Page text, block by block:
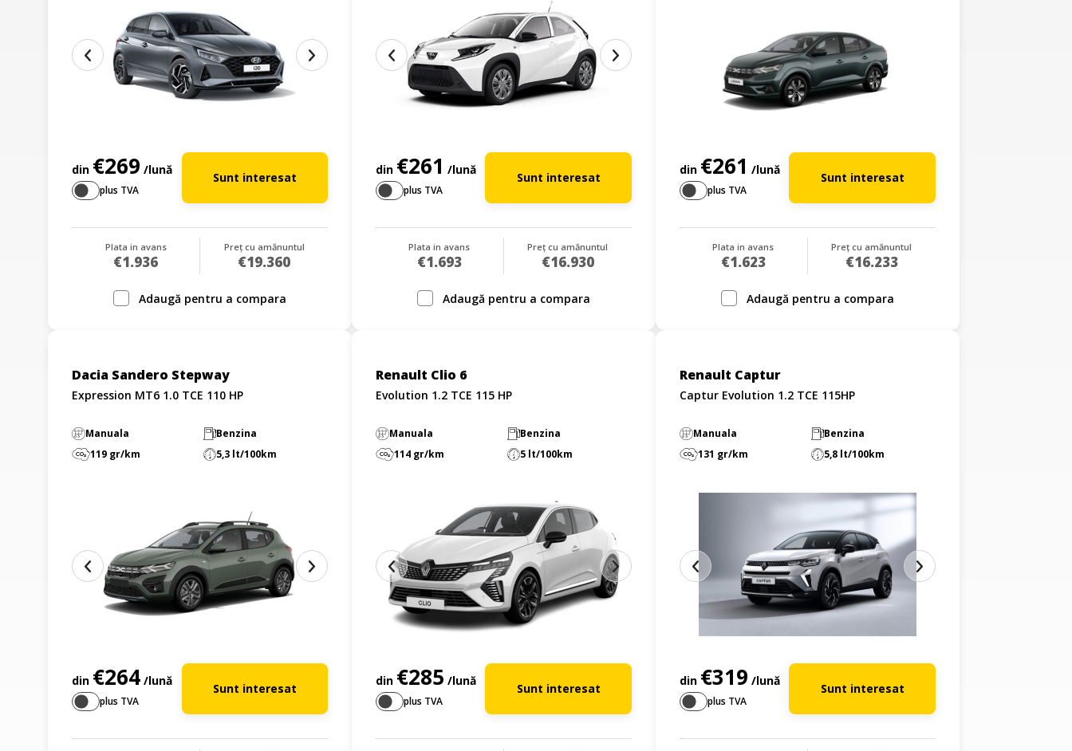
din €269 /lună
plus TVA
Sunt interesat
Plata in avans
€1.936
Preț cu amănuntul
€19.360
Adaugă pentru a compara
din €261 /lună
plus TVA
Sunt interesat
Plata in avans
€1.693
Preț cu amănuntul
€16.930
Adaugă pentru a compara
din €261 /lună
plus TVA
Sunt interesat
Plata in avans
€1.623
Preț cu amănuntul
€16.233
Adaugă pentru a compara
Dacia Sandero Stepway
Expression MT6 1.0 TCE 110 HP
Manuala
Benzina
119 gr/km
5,3 lt/100km
din €264 /lună
plus TVA
Sunt interesat
Renault Clio 6
Evolution 1.2 TCE 115 HP
Manuala
Benzina
114 gr/km
5 lt/100km
din €285 /lună
plus TVA
Sunt interesat
Renault Captur
Captur Evolution 1.2 TCE 115HP
Manuala
Benzina
131 gr/km
5,8 lt/100km
din €319 /lună
plus TVA
Sunt interesat